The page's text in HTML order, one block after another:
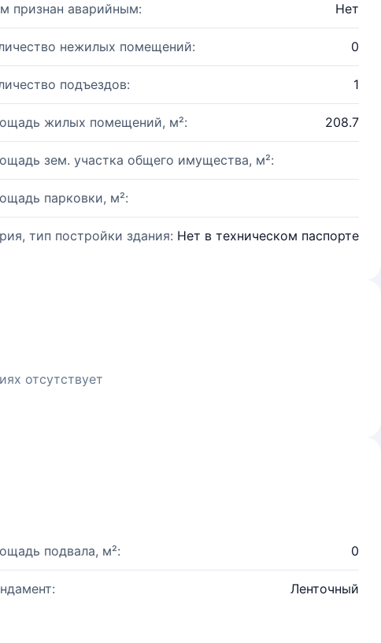
признан аварийным: Нет
нежилых помещений: 0
подъездов: 1
жилых помещений, м²: 208.7
зем. участка общего имущества, м²:
парковки, м²:
тип постройки здания: Нет в техническом паспорте
отсутствует
подвала, м²: 0
Ленточный